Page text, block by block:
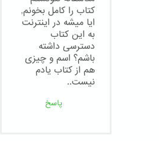
كتاب را كامل بخونم,
ايا ميشه در اينترنت
به اين كتاب
دسترسى داشته
باشم؟ اسم و چيزى
هم از كتاب يادم
نيست..
پاسخ